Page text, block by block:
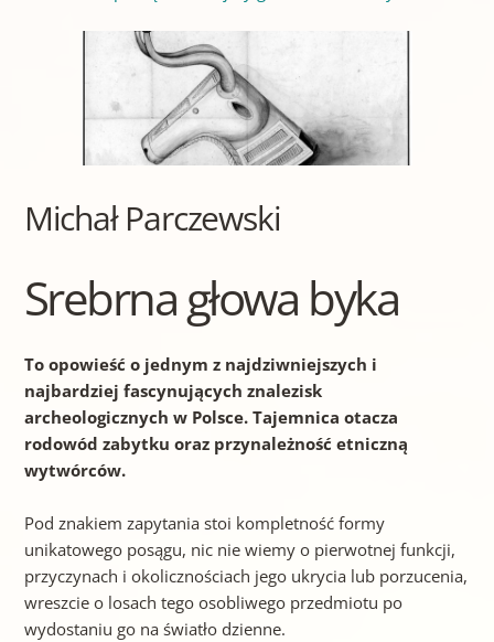
Michał Parczewski
Srebrna głowa byka
To opowieść o jednym z najdziwniejszych i
najbardziej fascynujących znalezisk
archeologicznych w Polsce. Tajemnica otacza
rodowód zabytku oraz przynależność etniczną
wytwórców.
Pod znakiem zapytania stoi kompletność formy
unikatowego posągu, nic nie wiemy o pierwotnej funkcji,
przyczynach i okolicznościach jego ukrycia lub porzucenia,
wreszcie o losach tego osobliwego przedmiotu po
wydostaniu go na światło dzienne.